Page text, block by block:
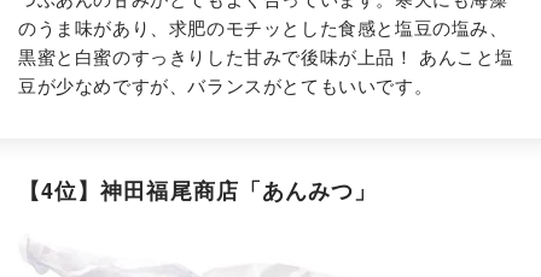
のうま味があり、求肥のモチッとした食感と塩豆の塩み、
黒蜜と白蜜のすっきりした甘みで後味が上品！ あんこと塩
豆が少なめですが、バランスがとてもいいです。
【4位】神田福尾商店「あんみつ」